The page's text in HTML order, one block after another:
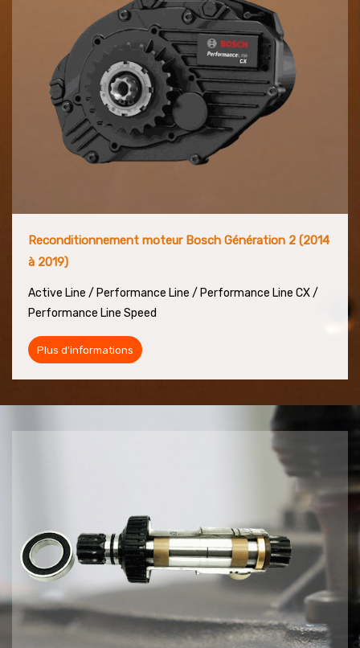
Reconditionnement moteur Bosch Génération 2 (2014
à 2019)
Active Line / Performance Line / Performance Line CX /
Performance Line Speed
Plus d'informations